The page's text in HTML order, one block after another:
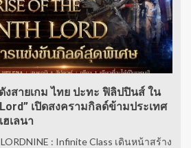
งสายเกม ไทย ปะทะ ฟิลิปปินส์ ใน
เปิดสงครามกิลด์ข้ามประเทศ
เลนา
: Infinite Class เดินหน้าสร้าง